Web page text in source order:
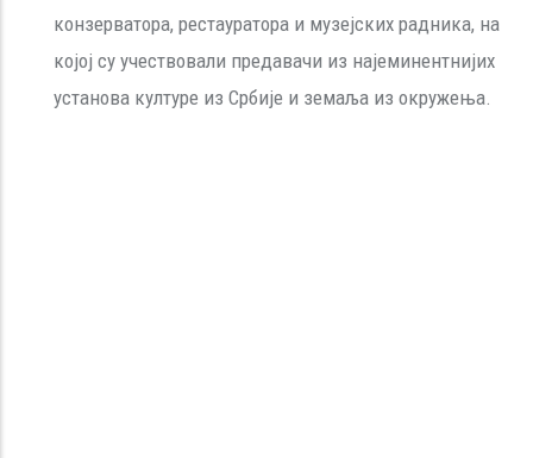
конзерватора, рестауратора и музејских радника, на
којој су учествовали предавачи из најеминентнијих
установа културе из Србије и земаља из окружења.